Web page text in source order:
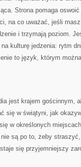
Strona pomaga
na co uważać, jeśli
i trzymają poziom.
kulturę jedzenia: rytm
to język, którym
jest krajem gościnnym,
się w świątyni, jak
w określonych
są po to, żeby
się przyjemniejszy